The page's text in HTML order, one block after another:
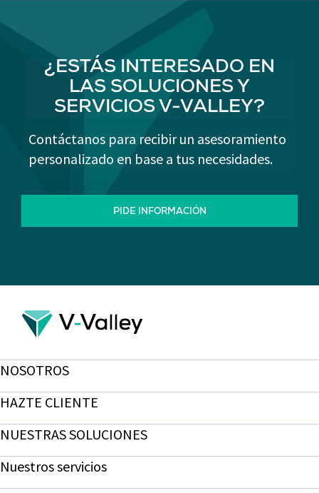
¿ESTÁS INTERESADO EN
LAS SOLUCIONES Y
SERVICIOS V-VALLEY?
Contáctanos para recibir un asesoramiento
personalizado en base a tus necesidades.
PIDE INFORMACIÓN
NOSOTROS
HAZTE CLIENTE
NUESTRAS SOLUCIONES
Nuestros servicios